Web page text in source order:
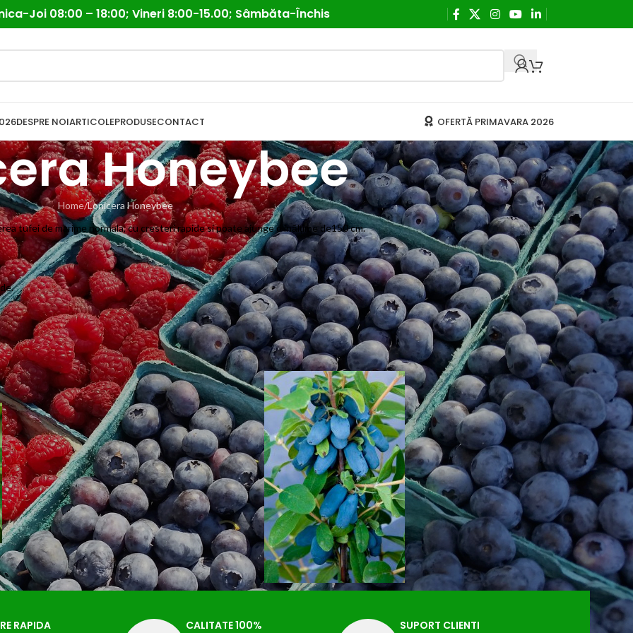
Joi 08:00 – 18:00; Vineri 8:00-15.00; Sâmbăta-Închis
DESPRE NOIARTICOLEPRODUSECONTACT OFERTĂ PRIMAVARA 2026
Honeybee
Home Lonicera Honeybee
tufei de marime normala, cu cresteri rapide si poate ajunge o inălțime de150 cm.
RAPIDA CALITATE 100% SUPORT CLIENTI